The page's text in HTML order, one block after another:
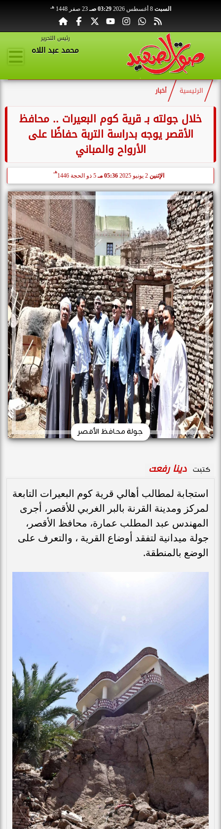
السبت 8 أغسطس 2026 03:29 صـ 23 صفر 1448 هـ
رئيس التحرير
محمد عبد اللاه
الرئيسية أخبار
خلال جولته بـ قرية كوم البعيرات .. محافظ
الأقصر يوجه بدراسة التربة حفاظًا على
الأرواح والمباني
الإثنين 2 يونيو 2025 05:36 مـ 5 ذو الحجة 1446
هـ
جولة محافظ الأقصر
كتبت دينا رفعت
استجابة لمطالب أهالي قرية كوم البعيرات التابعة
لمركز ومدينة القرنة بالبر الغربي للأقصر، أجرى
المهندس عبد المطلب عمارة، محافظ الأقصر،
جولة ميدانية لتفقد أوضاع القرية ، والتعرف على
الوضع بالمنطقة.